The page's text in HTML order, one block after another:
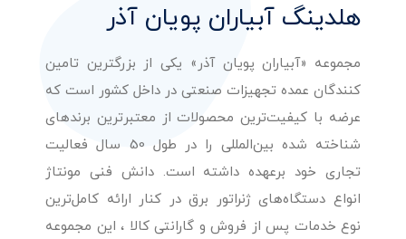
هلدینگ آبیاران پویان آذر
مجموعه «آبیاران پویان آذر» یکی از بزرگترین تامین
کنندگان عمده تجهیزات صنعتی در داخل کشور است که
عرضه با کیفیت‌ترین محصولات از معتبرترین برندهای
شناخته شده بین‌المللی را در طول 50 سال فعالیت
تجاری خود برعهده داشته است. دانش فنی مونتاژ
انواع دستگاه‌های ژنراتور برق در کنار ارائه کامل‌ترین
نوع خدمات پس از فروش و گارانتی کالا ، این مجموعه